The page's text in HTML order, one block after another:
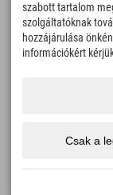
Felfedezős
166
Hegyi tavak és
Túrázási és
szabott tartalom
szolgáltatóknak
hozzájárulása
információkért
Csak a